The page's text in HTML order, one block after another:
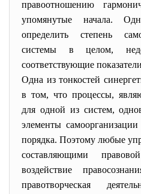
правоотношению
упомянутые начала.
определить степень
системы в целом,
соответствующие
Одна из тонкостей
в том, что процессы,
для одной из систем,
элементы
порядка. Поэтому любые
составляющими
воздействие
правотворческая